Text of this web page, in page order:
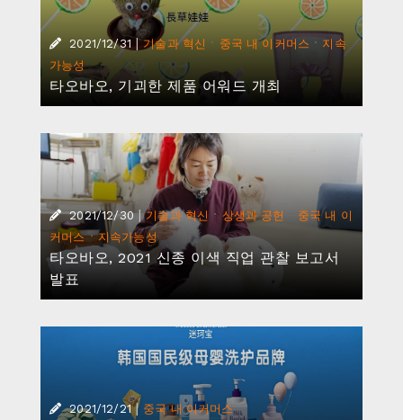
2021/12/31 | 기술과 혁신 · 중국 내 이커머스 · 지속
가능성
타오바오, 기괴한 제품 어워드 개최
2021/12/30 | 기술과 혁신 · 상생과 공헌
중국 내 이
커머스·지속가능성
타오바오, 2021 신종 이색 직업 관찰 보고서
발표
2021/12/21 | 중국 내 이커머스